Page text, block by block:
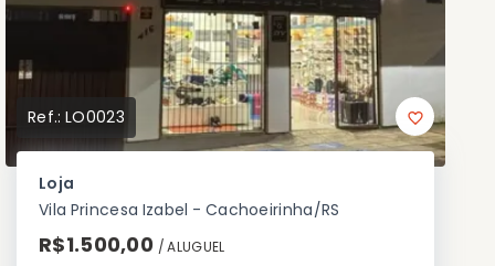
Ref.:LO0023
Loja
Vila Princesa Izabel - Cachoeirinha/RS
R$1.500,00 / ALUGUEL